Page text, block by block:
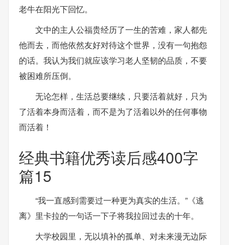
老牛在阳光下回忆。
文中的主人公福贵经历了一生的苦难，家人都先
他而去，而他依然友好对待这个世界，没有一句抱怨
的话。我认为我们就应该学习老人坚韧的品质，不要
被困难所压倒。
无论怎样，生活总要继续，只要活着就好，只为
了活着本身而活着，而不是为了活着以外的任何事物
而活着！
经典书籍优秀读后感400字
篇15
“我一直感到需要过一种更为真实的生活。”《逃
离》里卡拉的一句话一下子将我拉回过去的十年。
大学校园里，无以填补的孤单、对未来漫无边际